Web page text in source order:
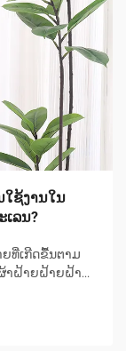
ຊ້ງານໃນ
ລນ?
ທີ່ເກີດຂື້ນຕາມ
າຝ້າຍຝ້າຍຝ້າຍ
ຍຝ້າຍຝ້າຍຝ້າຍ
ຍຝ້າຍຝ້າຍຝ້າຍ